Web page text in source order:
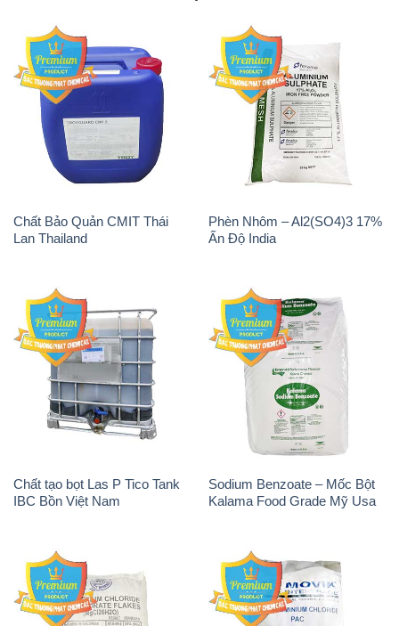
Chất Bảo Quản CMIT Thái
Lan Thailand
Phèn Nhôm – Al2(SO4)3 17%
Ấn Độ India
Chất tạo bọt Las P Tico Tank
IBC Bồn Việt Nam
Sodium Benzoate – Mốc Bột
Kalama Food Grade Mỹ Usa